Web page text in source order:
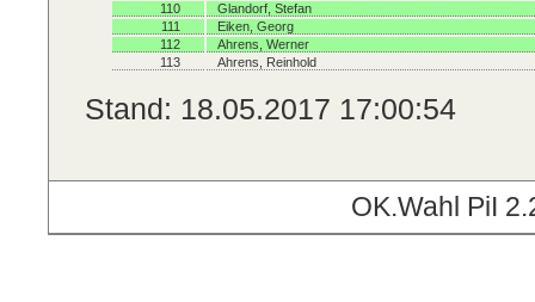
110
Glandorf, Stefan
111
Eiken, Georg
112
Ahrens, Werner
113
Ahrens, Reinhold
Stand: 18.05.2017 17:00:54
OK.Wahl PiI